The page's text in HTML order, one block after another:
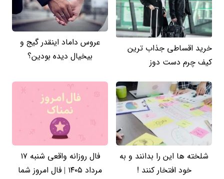
خرید اقساطی جذاب ترین
کیف چرم دست دوز
عروس داماد اینقدر گیج و
بیخیال دیده بودین؟
شلخته ها این را بدانند و به
خود افتخار کنند !
فال روزانه واقعی شنبه ۱۷
مرداد ۱۴۰۵ | فال امروز شما